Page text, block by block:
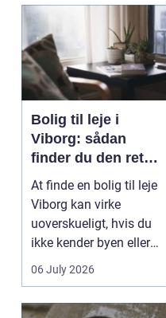
Bolig til leje i
Viborg: sådan
finder du den rette
lejlighed
At finde en bolig til leje
Viborg kan virke
uoverskueligt, hvis du
ikke kender byen eller
det lokale...
06 July 2026